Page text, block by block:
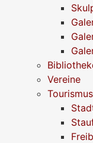
Vereine
Tourismus